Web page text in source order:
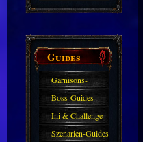
Guides
Garnisons-
Guides
Boss-Guides
Ini & Challenge-
Guides
Szenarien-Guides